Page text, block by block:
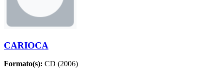
CARIOCA
Formato(s): CD (2006)